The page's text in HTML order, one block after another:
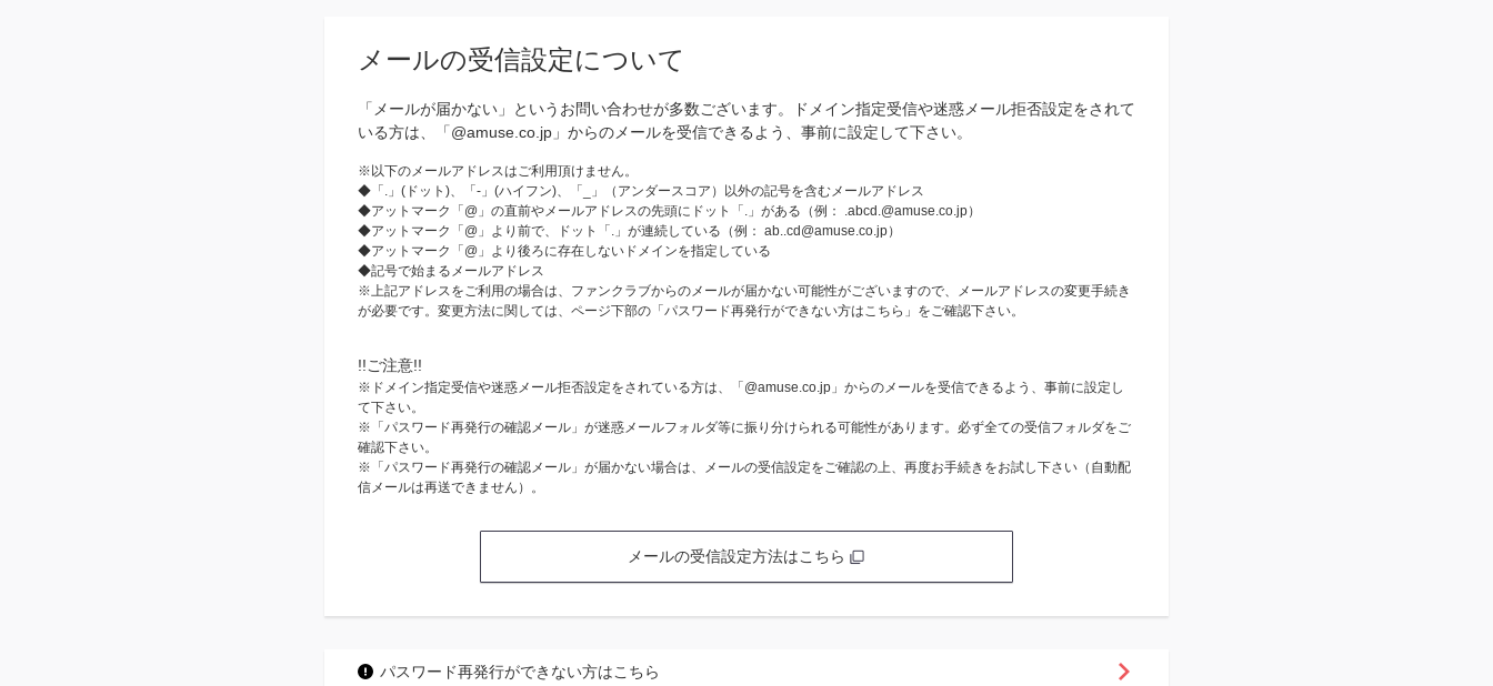
メールの受信設定について
「メールが届かない」というお問い合わせが多数ございます。ドメイン指定受信や迷惑メール拒否設定をされて
いる方は、「@amuse.co.jp」からのメールを受信できるよう、事前に設定して下さい。
※以下のメールアドレスはご利用頂けません。
◆「.」(ドット)、「-」(ハイフン)、「_」（アンダースコア）以外の記号を含むメールアドレス
◆アットマーク「@」の直前やメールアドレスの先頭にドット「.」がある（例： .abcd.@amuse.co.jp）
◆アットマーク「@」より前で、ドット「.」が連続している（例： ab..cd@amuse.co.jp）
◆アットマーク「@」より後ろに存在しないドメインを指定している
◆記号で始まるメールアドレス
※ 上記アドレスをご利用の場合は、ファンクラブからのメールが届かない可能性がございますので、メールアドレスの変更手続き
が必要です。変更方法に関しては、ページ下部の「パスワード再発行ができない方はこちら」をご確認下さい。
!!ご注意!!
※ ドメイン指定受信や迷惑メール拒否設定をされている方は、「@amuse.co.jp」からのメールを受信できるよう、事前に設定し
て下さい。
※ 「パスワード再発行の確認メール」が迷惑メールフォルダ等に振り分けられる可能性があります。必ず全ての受信フォルダをご
確認下さい。
※ 「パスワード再発行の確認メール」が届かない場合は、メールの受信設定をご確認の上、再度お手続きをお試し下さい（自動配
信メールは再送できません）。
メールの受信設定方法はこちら
パスワード再発行ができない方はこちら